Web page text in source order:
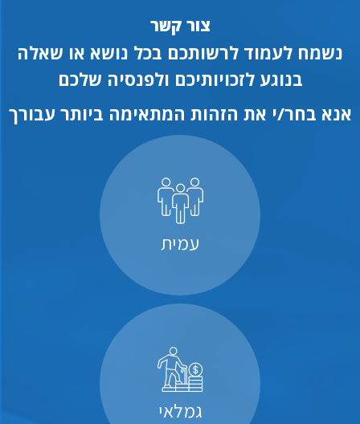
צור קשר
נשמח לעמוד לרשותכם בכל נושא או שאלה
בנוגע לזכויותיכם ולפנסיה שלכם
אנא בחר/י את הזהות המתאימה ביותר עבורך
עמית
גמלאי